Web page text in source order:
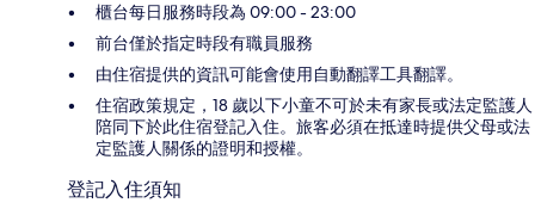
櫃台每日服務時段為 09:00 - 23:00
前台僅於指定時段有職員服務
由住宿提供的資訊可能會使用自動翻譯工具翻譯。
住宿政策規定，18 歲以下小童不可於未有家長或法定監護人
陪同下於此住宿登記入住。旅客必須在抵達時提供父母或法
定監護人關係的證明和授權。
登記入住須知